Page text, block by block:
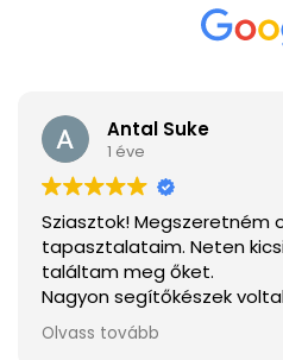
Antal Suke
1 éve
Sziasztok! Megszeretném
tapasztalataim. Neten
találtam meg őket.
Nagyon segítőkészek
tudtam megvenni mindent.
Ha elakarjátok kerülni a
Olvass tovább